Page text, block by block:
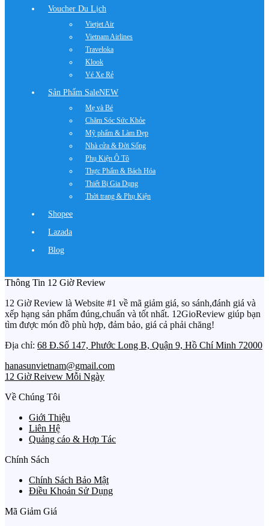
Voucher Du Lịch
Vietjet Air
Vietnam Airlines
Traveloka
Klook
Vé Xe Rẻ
Sản Phẩm SaleNEW
Mẹ và Bé
Chăm Sóc Sức Khỏe
Mỹ phẩm & Làm Đẹp
Nhà cửa & Đời Sống
Phụ Kiện Ô Tô
Thực Phẩm & Bách Hóa
Thiết Bị Gia Dụng
Thời trang & Phụ Kiện
Shopee
Lazada
Blog
Thông Tin 12 Giờ Review
12 Giờ Review là Website #1 về mã giảm giá, so sánh,đánh giá và
xếp hạng sản phẩm đúng,chuẩn và tốt nhất. 12GioReview giúp bạn
tìm được món đồ phù hợp, đảm bảo, giá cả phải chăng!
Địa chỉ: 68 Đ.Số 147, Phước Long B, Quận 9, Hồ Chí Minh 72000
hanasunvietnam@gmail.com
12 Giờ Reivew Mỗi Ngày
Về Chúng Tôi
Giới Thiệu
Liên Hệ
Quảng cáo & Hợp Tác
Chính Sách
Chính Sách Bảo Mật
Điều Khoản Sử Dụng
Mã Giảm Giá